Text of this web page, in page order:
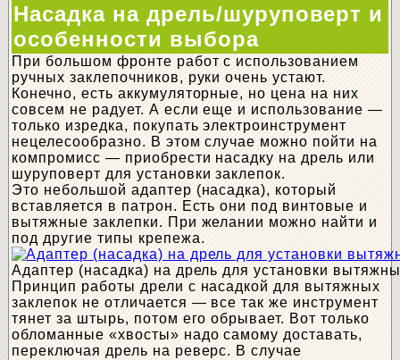
Насадка на дрель/шуруповерт и
особенности выбора
При большом фронте работ с использованием
ручных заклепочников, руки очень устают.
Конечно, есть аккумуляторные, но цена на них
совсем не радует. А если еще и использование —
только изредка, покупать электроинструмент
нецелесообразно. В этом случае можно пойти на
компромисс — приобрести насадку на дрель или
шуруповерт для установки заклепок.
Это небольшой адаптер (насадка), который
вставляется в патрон. Есть они под винтовые и
вытяжные заклепки. При желании можно найти и
под другие типы крепежа.
Адаптер (насадка) на дрель для установки
Принцип работы дрели с насадкой для вытяжных
заклепок не отличается — все так же инструмент
тянет за штырь, потом его обрывает. Вот только
обломанные «хвосты» надо самому доставать,
переключая дрель на реверс. В случае